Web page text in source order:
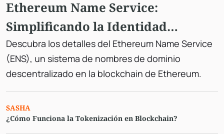
Ethereum Name Service:
Simplificando la Identidad
Descentralizada
Descubra los detalles del Ethereum Name Service
(ENS), un sistema de nombres de dominio
descentralizado en la blockchain de Ethereum.
SASHA
¿Cómo Funciona la Tokenización en Blockchain?